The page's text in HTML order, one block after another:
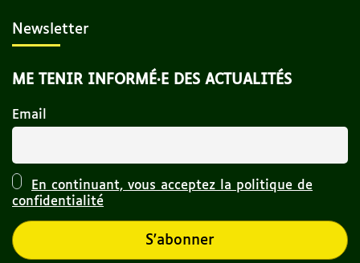
Newsletter
ME TENIR INFORMÉ·E DES ACTUALITÉS
Email
En continuant, vous acceptez la politique de
confidentialité